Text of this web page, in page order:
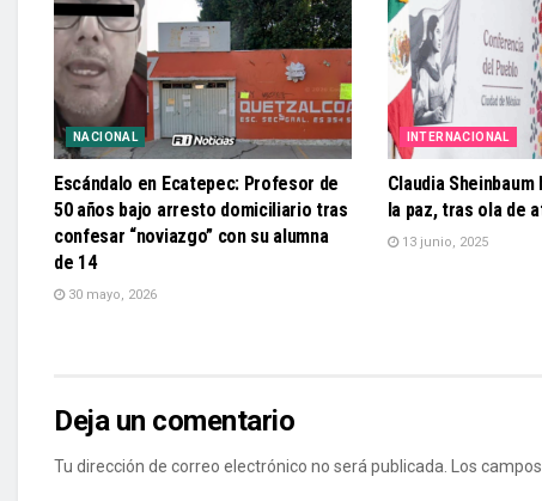
NACIONAL
Escándalo en Ecatepec: Profesor de
50 años bajo arresto domiciliario tras
confesar “noviazgo” con su alumna
de 14
30 mayo, 2026
INTERNACIONAL
Claudia
la paz, tras ola de
13 junio, 2025
Deja un comentario
Tu dirección de correo electrónico no será publicada. Los